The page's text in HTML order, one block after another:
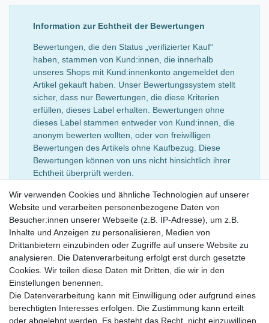
Information zur Echtheit der Bewertungen
Bewertungen, die den Status „verifizierter Kauf“
haben, stammen von Kund:innen, die innerhalb
unseres Shops mit Kund:innenkonto angemeldet den
Artikel gekauft haben. Unser Bewertungssystem stellt
sicher, dass nur Bewertungen, die diese Kriterien
erfüllen, dieses Label erhalten. Bewertungen ohne
dieses Label stammen entweder von Kund:innen, die
anonym bewerten wollten, oder von freiwilligen
Bewertungen des Artikels ohne Kaufbezug. Diese
Bewertungen können von uns nicht hinsichtlich ihrer
Echtheit überprüft werden.
Shop
Versandkosten
Zahlungsarten
Mein Konto
Service
kostenloses Stoffmuster
Wir verwenden Cookies und ähnliche Technologien auf unserer
Website und verarbeiten personenbezogene Daten von
Besucher:innen unserer Webseite (z.B. IP-Adresse), um z.B.
Inhalte und Anzeigen zu personalisieren, Medien von
Drittanbietern einzubinden oder Zugriffe auf unsere Website zu
analysieren. Die Datenverarbeitung erfolgt erst durch gesetzte
Cookies. Wir teilen diese Daten mit Dritten, die wir in den
Einstellungen benennen.
Die Datenverarbeitung kann mit Einwilligung oder aufgrund eines
berechtigten Interesses erfolgen. Die Zustimmung kann erteilt
oder abgelehnt werden. Es besteht das Recht, nicht einzuwilligen